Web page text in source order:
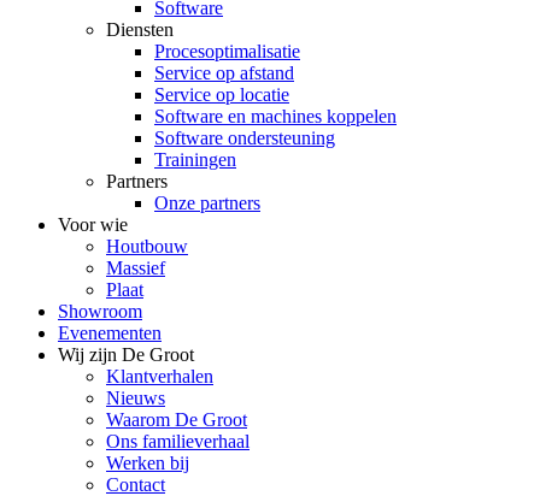
Software
Diensten
Procesoptimalisatie
Service op afstand
Service op locatie
Software en machines koppelen
Software ondersteuning
Trainingen
Partners
Onze partners
Voor wie
Houtbouw
Massief
Plaat
Showroom
Evenementen
Wij zijn De Groot
Klantverhalen
Nieuws
Waarom De Groot
Ons familieverhaal
Werken bij
Contact